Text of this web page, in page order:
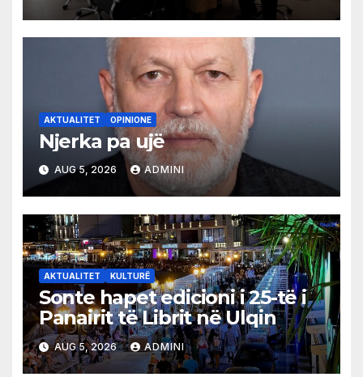
AKTUALITET OPINIONE
Njerka pa ujë
AUG 5, 2026 ADMINI
AKTUALITET KULTURË
Sonte hapet edicioni i 25-të i
Panairit të Librit në Ulqin
AUG 5, 2026 ADMINI